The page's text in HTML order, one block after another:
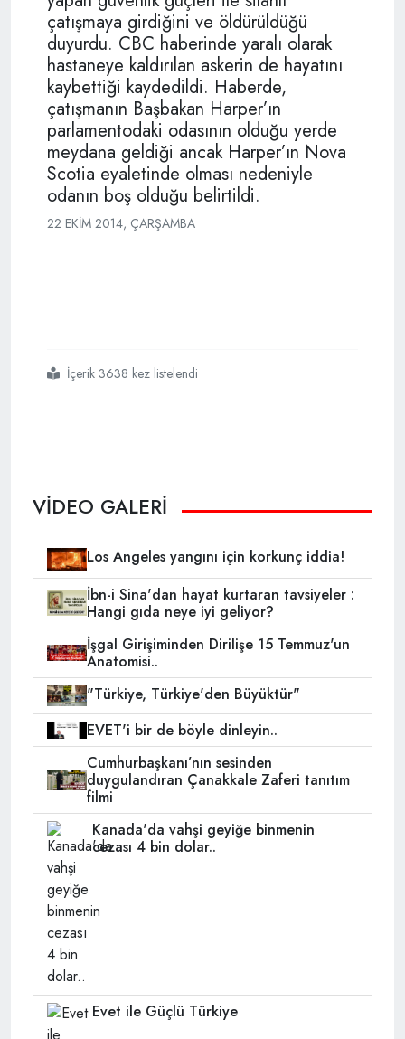
çatışmaya girdiğini ve öldürüldüğü
duyurdu. CBC haberinde yaralı olarak
hastaneye kaldırılan askerin de hayatını
kaybettiği kaydedildi. Haberde,
çatışmanın Başbakan Harper’ın
parlamentodaki odasının olduğu yerde
meydana geldiği ancak Harper’ın Nova
Scotia eyaletinde olması nedeniyle
odanın boş olduğu belirtildi.
22 EKIM 2014, ÇARŞAMBA
#kanada da
#silahlı
#saldırıİçerik 3638 kez listelendi
VİDEO GALERİ
Los Angeles yangını için korkunç iddia!
İbn-i Sina'dan hayat kurtaran tavsiyeler :
Hangi gıda neye iyi geliyor?
İşgal Girişiminden Dirilişe 15 Temmuz'un
Anatomisi..
"Türkiye, Türkiye'den Büyüktür"
EVET'i bir de böyle dinleyin..
Cumhurbaşkanı’nın sesinden
duygulandıran Çanakkale Zaferi tanıtım
filmi
Kanada'da vahşi geyiğe binmenin
cezası 4 bin dolar..
Evet ile Güçlü Türkiye